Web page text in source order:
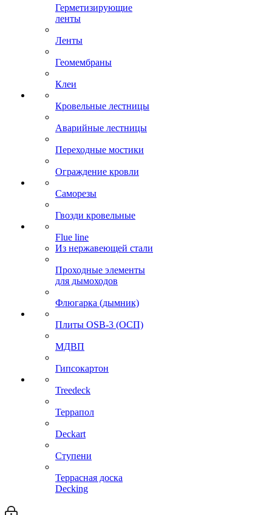
Герметизирующие
ленты
Ленты
Геомембраны
Клеи
Кровельные лестницы
Аварийные лестницы
Переходные мостики
Ограждение кровли
Саморезы
Гвозди кровельные
Flue line
Из нержавеющей стали
Проходные элементы
для дымоходов
Флюгарка (дымник)
Плиты OSB-3 (ОСП)
МДВП
Гипсокартон
Treedeck
Террапол
Deckart
Ступени
Террасная доска
Decking